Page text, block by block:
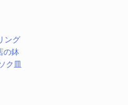
ング
の鉢
ク皿